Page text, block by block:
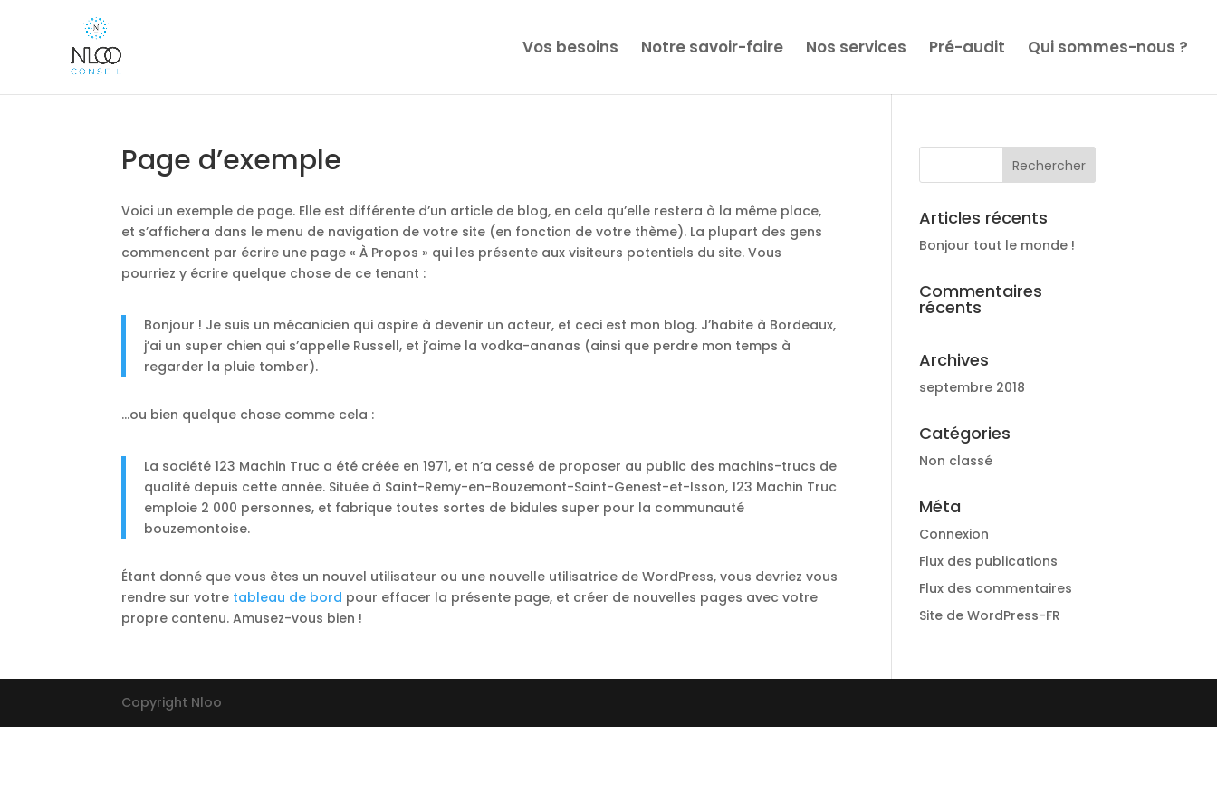
Vos besoins Notre savoir-faire Nos services Pré-audit Qui sommes-nous ?
Page d’exemple
Voici un exemple de page. Elle est différente d’un article de blog, en cela qu’elle restera à la même place,
et s’affichera dans le menu de navigation de votre site (en fonction de votre thème). La plupart des gens
commencent par écrire une page « À Propos » qui les présente aux visiteurs potentiels du site. Vous
pourriez y écrire quelque chose de ce tenant :
Bonjour ! Je suis un mécanicien qui aspire à devenir un acteur, et ceci est mon blog. J’habite à Bordeaux,
j’ai un super chien qui s’appelle Russell, et j’aime la vodka-ananas (ainsi que perdre mon temps à
regarder la pluie tomber).
…ou bien quelque chose comme cela :
La société 123 Machin Truc a été créée en 1971, et n’a cessé de proposer au public des machins-trucs de
qualité depuis cette année. Située à Saint-Remy-en-Bouzemont-Saint-Genest-et-Isson, 123 Machin Truc
emploie 2 000 personnes, et fabrique toutes sortes de bidules super pour la communauté
bouzemontoise.
Étant donné que vous êtes un nouvel utilisateur ou une nouvelle utilisatrice de WordPress, vous devriez vous
rendre sur votre tableau de bord pour effacer la présente page, et créer de nouvelles pages avec votre
propre contenu. Amusez-vous bien !
Articles récents
Bonjour tout le monde !
Commentaires
récents
Archives
septembre 2018
Catégories
Non classé
Méta
Connexion
Flux des publications
Flux des commentaires
Site de WordPress-FR
Copyright Nloo